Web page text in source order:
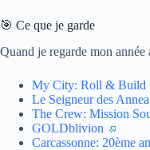
🎯 Ce que je garde
Quand je regarde mon
My City: Roll & Build
Le Seigneur des
The Crew: Mission
GOLDblivion
Carcassonne: 20ème